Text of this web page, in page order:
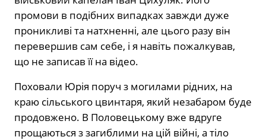
промови в подібних випадках завжди дуже
проникливі та натхненні, але цього разу він
перевершив сам себе, і я навіть пожалкував,
що не записав її на відео.
Поховали Юрія поруч з могилами рідних, на
краю сільського цвинтаря, який незабаром буде
продовжено. В Половецькому вже вдруге
прощаються з загиблими на цій війні, а тіло